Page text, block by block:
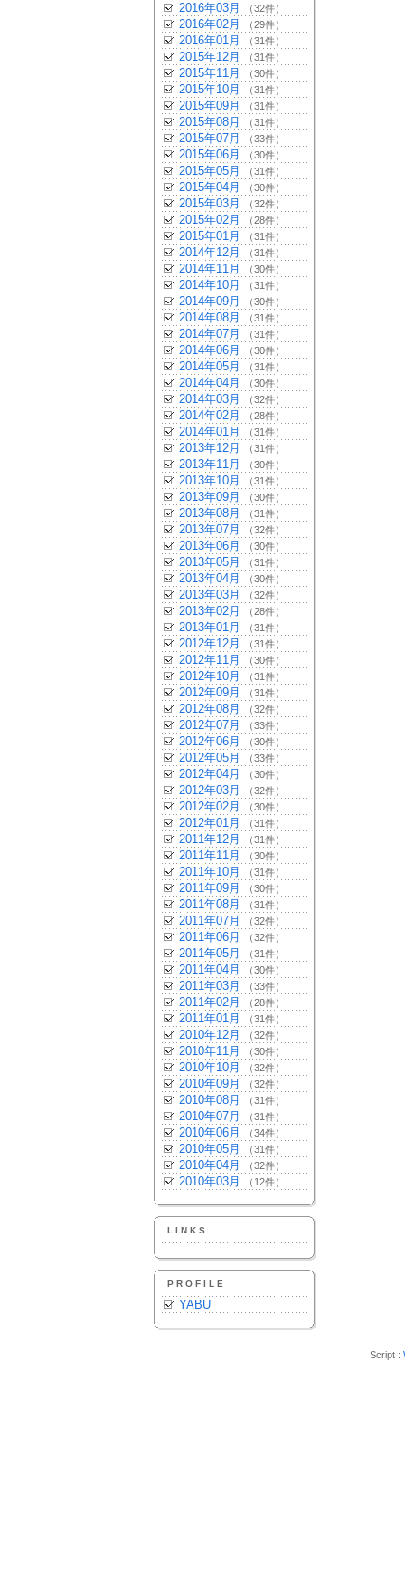
2016年03月 （32件）
2016年02月 （29件）
2016年01月 （31件）
2015年12月 （31件）
2015年11月 （30件）
2015年10月 （31件）
2015年09月 （31件）
2015年08月 （31件）
2015年07月 （33件）
2015年06月 （30件）
2015年05月 （31件）
2015年04月 （30件）
2015年03月 （32件）
2015年02月 （28件）
2015年01月 （31件）
2014年12月 （31件）
2014年11月 （30件）
2014年10月 （31件）
2014年09月 （30件）
2014年08月 （31件）
2014年07月 （31件）
2014年06月 （30件）
2014年05月 （31件）
2014年04月 （30件）
2014年03月 （32件）
2014年02月 （28件）
2014年01月 （31件）
2013年12月 （31件）
2013年11月 （30件）
2013年10月 （31件）
2013年09月 （30件）
2013年08月 （31件）
2013年07月 （32件）
2013年06月 （30件）
2013年05月 （31件）
2013年04月 （30件）
2013年03月 （32件）
2013年02月 （28件）
2013年01月 （31件）
2012年12月 （31件）
2012年11月 （30件）
2012年10月 （31件）
2012年09月 （31件）
2012年08月 （32件）
2012年07月 （33件）
2012年06月 （30件）
2012年05月 （33件）
2012年04月 （30件）
2012年03月 （32件）
2012年02月 （30件）
2012年01月 （31件）
2011年12月 （31件）
2011年11月 （30件）
2011年10月 （31件）
2011年09月 （30件）
2011年08月 （31件）
2011年07月 （32件）
2011年06月 （32件）
2011年05月 （31件）
2011年04月 （30件）
2011年03月 （33件）
2011年02月 （28件）
2011年01月 （31件）
2010年12月 （32件）
2010年11月 （30件）
2010年10月 （32件）
2010年09月 （32件）
2010年08月 （31件）
2010年07月 （31件）
2010年06月 （34件）
2010年05月 （31件）
2010年04月 （32件）
2010年03月 （12件）
LINKS
PROFILE
YABU
Script :